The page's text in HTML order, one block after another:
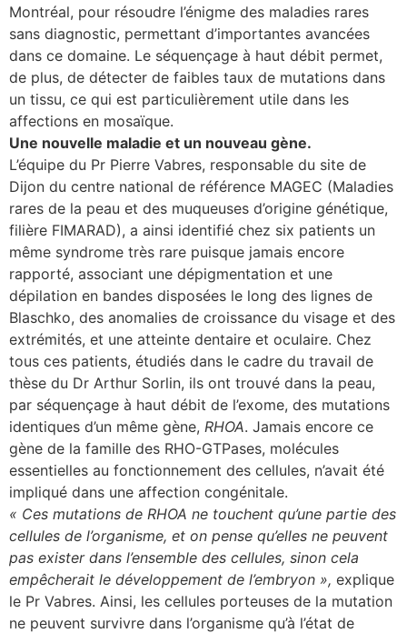
Montréal, pour résoudre l’énigme des maladies rares
sans diagnostic, permettant d’importantes avancées
dans ce domaine. Le séquençage à haut débit permet,
de plus, de détecter de faibles taux de mutations dans
un tissu, ce qui est particulièrement utile dans les
affections en mosaïque.
Une nouvelle maladie et un nouveau gène.
L’équipe du Pr Pierre Vabres, responsable du site de
Dijon du centre national de référence MAGEC (Maladies
rares de la peau et des muqueuses d’origine génétique,
filière FIMARAD), a ainsi identifié chez six patients un
même syndrome très rare puisque jamais encore
rapporté, associant une dépigmentation et une
dépilation en bandes disposées le long des lignes de
Blaschko, des anomalies de croissance du visage et des
extrémités, et une atteinte dentaire et oculaire. Chez
tous ces patients, étudiés dans le cadre du travail de
thèse du Dr Arthur Sorlin, ils ont trouvé dans la peau,
par séquençage à haut débit de l’exome, des mutations
identiques d’un même gène, RHOA. Jamais encore ce
gène de la famille des RHO-GTPases, molécules
essentielles au fonctionnement des cellules, n’avait été
impliqué dans une affection congénitale.
« Ces mutations de RHOA ne touchent qu’une partie des
cellules de l’organisme, et on pense qu’elles ne peuvent
pas exister dans l’ensemble des cellules, sinon cela
empêcherait le développement de l’embryon », explique
le Pr Vabres. Ainsi, les cellules porteuses de la mutation
ne peuvent survivre dans l’organisme qu’à l’état de